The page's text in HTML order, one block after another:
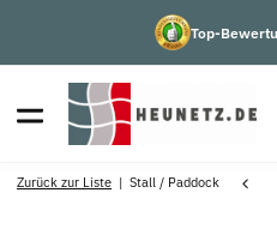
Top-
Zurück zur Liste Stall / Paddock